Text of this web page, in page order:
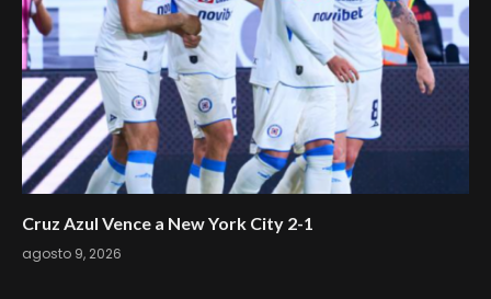
Cruz Azul Vence a New York City 2-1
agosto 9, 2026